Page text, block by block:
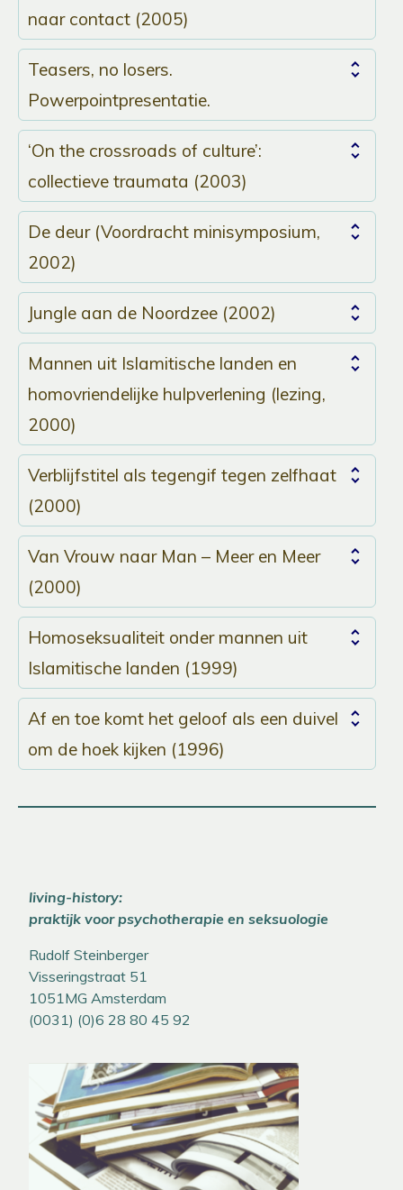
naar contact (2005)
Teasers, no losers.
Powerpointpresentatie.
‘On the crossroads of culture’:
collectieve traumata (2003)
De deur (Voordracht minisymposium,
2002)
Jungle aan de Noordzee (2002)
Mannen uit Islamitische landen en
homovriendelijke hulpverlening (lezing,
2000)
Verblijfstitel als tegengif tegen zelfhaat
(2000)
Van Vrouw naar Man – Meer en Meer
(2000)
Homoseksualiteit onder mannen uit
Islamitische landen (1999)
Af en toe komt het geloof als een duivel
om de hoek kijken (1996)
living-history:
praktijk voor psychotherapie en seksuologie
Rudolf Steinberger
Visseringstraat 51
1051MG Amsterdam
(0031) (0)6 28 80 45 92